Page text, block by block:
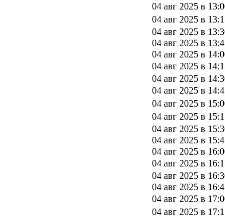
04 авг 2025 в
04 авг 2025 в
04 авг 2025 в
04 авг 2025 в
04 авг 2025 в
04 авг 2025 в
04 авг 2025 в
04 авг 2025 в
04 авг 2025 в
04 авг 2025 в
04 авг 2025 в
04 авг 2025 в
04 авг 2025 в
04 авг 2025 в
04 авг 2025 в
04 авг 2025 в
04 авг 2025 в
04 авг 2025 в